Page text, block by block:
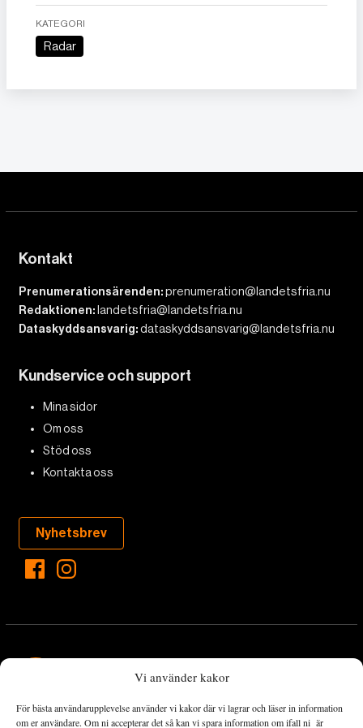
Vi använder kakor
För bästa användarupplevelse använder vi kakor där vi lagrar och läser in information
om er användare. Om ni accepterar det så kan vi spara information om ifall ni är
KATEGORI
Radar
Kontakt
Prenumerationsärenden:prenumeration@landetsfria.nu
Redaktionen: landetsfria@landetsfria.nu
Dataskyddsansvarig:dataskyddsansvarig@landetsfria.nu
Kundservice och support
Mina sidor
Om oss
Stöd oss
Kontakta oss
Nyhetsbrev
Landets Fria Tidning är en nyhetstidning med bred bevakning av